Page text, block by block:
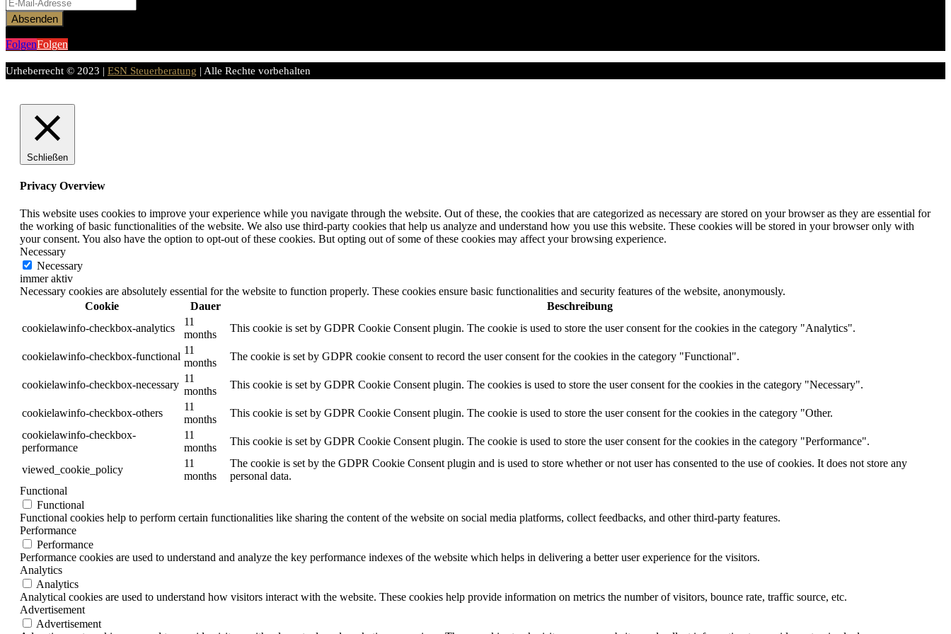
Absenden
FolgenFolgen
Urheberrecht © 2023 | ESN Steuerberatung | Alle Rechte vorbehalten
Schließen
Privacy Overview
This website uses cookies to improve your experience while you navigate through the website. Out of these, the cookies that are categorized as necessary are stored on your browser as they are essential for
the working of basic functionalities of the website. We also use third-party cookies that help us analyze and understand how you use this website. These cookies will be stored in your browser only with
your consent. You also have the option to opt-out of these cookies. But opting out of some of these cookies may affect your browsing experience.
Necessary
Necessary
immer aktiv
Necessary cookies are absolutely essential for the website to function properly. These cookies ensure basic functionalities and security features of the website, anonymously.
Cookie
Dauer
Beschreibung
cookielawinfo-checkbox-analytics
11
months
This cookie is set by GDPR Cookie Consent plugin. The cookie is used to store the user consent for the cookies in the category "Analytics".
cookielawinfo-checkbox-functional
11
months
The cookie is set by GDPR cookie consent to record the user consent for the cookies in the category "Functional".
cookielawinfo-checkbox-necessary
11
months
This cookie is set by GDPR Cookie Consent plugin. The cookies is used to store the user consent for the cookies in the category "Necessary".
cookielawinfo-checkbox-others
11
months
This cookie is set by GDPR Cookie Consent plugin. The cookie is used to store the user consent for the cookies in the category "Other.
cookielawinfo-checkbox-
performance
11
months
This cookie is set by GDPR Cookie Consent plugin. The cookie is used to store the user consent for the cookies in the category "Performance".
viewed_cookie_policy
11
months
The cookie is set by the GDPR Cookie Consent plugin and is used to store whether or not user has consented to the use of cookies. It does not store any
personal data.
Functional
Functional
Functional cookies help to perform certain functionalities like sharing the content of the website on social media platforms, collect feedbacks, and other third-party features.
Performance
Performance
Performance cookies are used to understand and analyze the key performance indexes of the website which helps in delivering a better user experience for the visitors.
Analytics
Analytics
Analytical cookies are used to understand how visitors interact with the website. These cookies help provide information on metrics the number of visitors, bounce rate, traffic source, etc.
Advertisement
Advertisement